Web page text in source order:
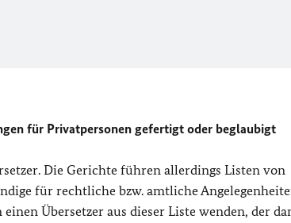
für Privatpersonen gefertigt oder beglaubigt
Die Gerichte führen allerdings Listen von
für rechtliche bzw. amtliche
Übersetzer aus dieser Liste wenden, der